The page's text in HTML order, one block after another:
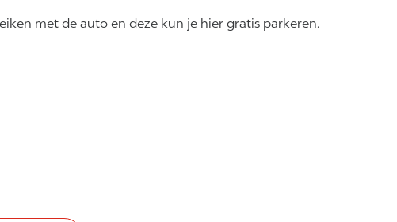
met de auto en deze kun je hier gratis parkeren.